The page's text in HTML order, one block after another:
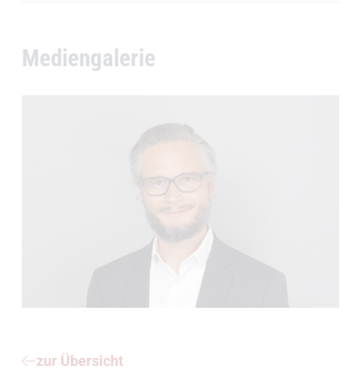
Mediengalerie
zur Übersicht